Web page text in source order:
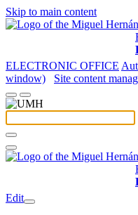
Skip to main content
ELECTRONIC OFFICE
window)
Site content
Edit